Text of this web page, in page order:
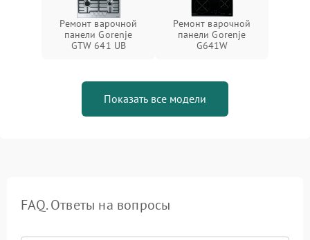
Ремонт варочной
панели Gorenje
GTW 641 UB
Ремонт варочной
панели Gorenje
G641W
Показать все модели
FAQ. Ответы на вопросы